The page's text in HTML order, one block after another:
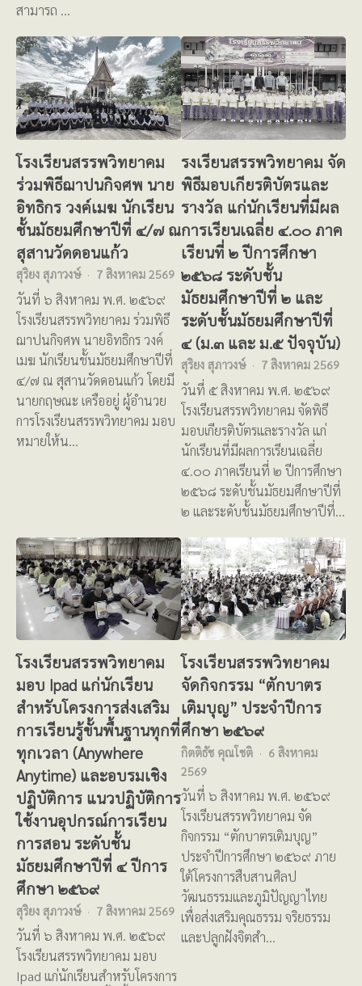
สามารถ …
โรงเรียนสรรพวิทยาคม
ร่วมพิธีฌาปนกิจศพ นาย
อิทธิกร วงค์เมฆ นักเรียน
ชั้นมัธยมศึกษาปีที่ ๔/๗ ณ
สุสานวัดดอนแก้ว
สุริยง สุภาวงษ์ 7 สิงหาคม 2569
วันที่ ๖ สิงหาคม พ.ศ. ๒๕๖๙
โรงเรียนสรรพวิทยาคม ร่วมพิธี
ฌาปนกิจศพ นายอิทธิกร วงค์
เมฆ นักเรียนชั้นมัธยมศึกษาปีที่
๔/๗ ณ สุสานวัดดอนแก้ว โดยมี
นายกฤษณะ เครืออยู่ ผู้อำนวย
การโรงเรียนสรรพวิทยาคม มอบ
หมายให้น…
รงเรียนสรรพวิทยาคม จัด
พิธีมอบเกียรติบัตรและ
รางวัล แก่นักเรียนที่มีผล
การเรียนเฉลี่ย ๔.๐๐ ภาค
เรียนที่ ๒ ปีการศึกษา
๒๕๖๘ ระดับชั้น
มัธยมศึกษาปีที่ ๒ และ
ระดับชั้นมัธยมศึกษาปีที่
๔ (ม.๓ และ ม.๕ ปัจจุบัน)
สุริยง สุภาวงษ์ 7 สิงหาคม 2569
วันที่ ๕ สิงหาคม พ.ศ. ๒๕๖๙
โรงเรียนสรรพวิทยาคม จัดพิธี
มอบเกียรติบัตรและรางวัล แก่
นักเรียนที่มีผลการเรียนเฉลี่ย
๔.๐๐ ภาคเรียนที่ ๒ ปีการศึกษา
๒๕๖๘ ระดับชั้นมัธยมศึกษาปีที่
๒ และระดับชั้นมัธยมศึกษาปีที่…
โรงเรียนสรรพวิทยาคม
มอบ Ipad แก่นักเรียน
สำหรับโครงการส่งเสริม
การเรียนรู้ขั้นพื้นฐานทุกที่
ทุกเวลา (Anywhere
Anytime) และอบรมเชิง
ปฏิบัติการ แนวปฏิบัติการ
ใช้งานอุปกรณ์การเรียน
การสอน ระดับชั้น
มัธยมศึกษาปีที่ ๔ ปีการ
ศึกษา ๒๕๖๙
สุริยง สุภาวงษ์ 7 สิงหาคม 2569
วันที่ ๖ สิงหาคม พ.ศ. ๒๕๖๙
โรงเรียนสรรพวิทยาคม มอบ
Ipad แก่นักเรียนสำหรับโครงการ
โรงเรียนสรรพวิทยาคม
จัดกิจกรรม “ตักบาตร
เติมบุญ” ประจำปีการ
ศึกษา ๒๕๖๙
กิตติธัช คุณโชติ
6 สิงหาคม
2569
วันที่ ๖ สิงหาคม พ.ศ. ๒๕๖๙
โรงเรียนสรรพวิทยาคม จัด
กิจกรรม “ตักบาตรเติมบุญ”
ประจำปีการศึกษา ๒๕๖๙ ภาย
ใต้โครงการสืบสานศิลป
วัฒนธรรมและภูมิปัญญาไทย
เพื่อส่งเสริมคุณธรรม จริยธรรม
และปลูกฝังจิตสำ…